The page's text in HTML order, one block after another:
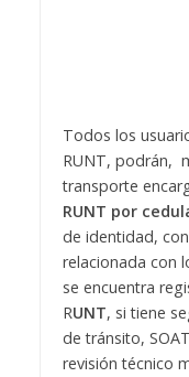
Todos los
RUNT, podrán,
transporte
RUNT por
de identidad,
relacionada con
se encuentra
RUNT, si tiene
de tránsito,
revisión técnico